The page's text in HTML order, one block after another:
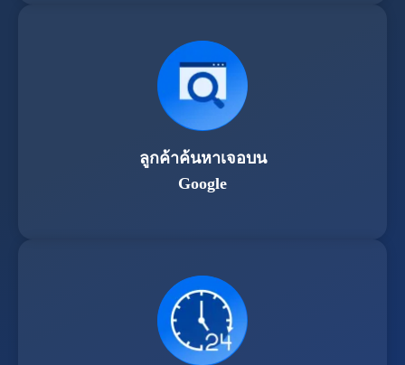
ลูกค้าค้นหาเจอบน
Google